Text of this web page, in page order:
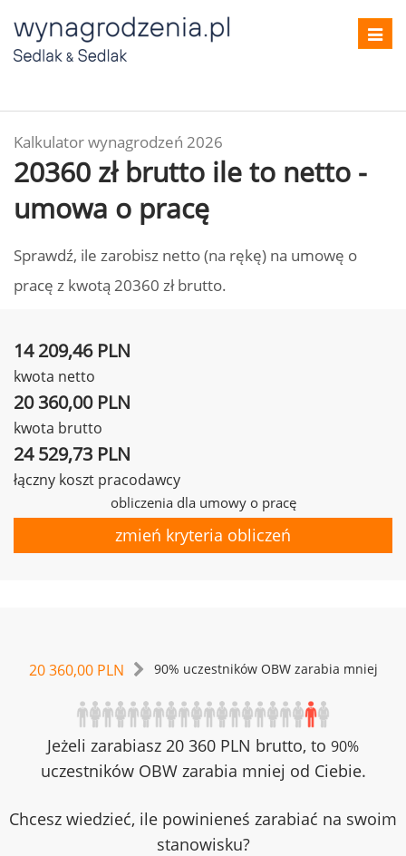
Kalkulator wynagrodzeń 2026
20360 zł brutto ile to netto -
umowa o pracę
Sprawdź, ile zarobisz netto (na rękę) na umowę o
pracę z kwotą 20360 zł brutto.
14 209,46 PLN
kwota netto
20 360,00 PLN
kwota brutto
24 529,73 PLN
łączny koszt pracodawcy
obliczenia dla umowy o pracę
zmień kryteria obliczeń
20 360,00 PLN 90% uczestników OBW zarabia mniej
Jeżeli zarabiasz 20 360 PLN brutto, to 90%
uczestników OBW zarabia mniej od Ciebie.
Chcesz wiedzieć, ile powinieneś zarabiać na swoim
stanowisku?